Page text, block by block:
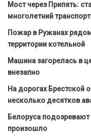
Мост через Припять:
многолетний
Пожар в Ружанах
территории котельной
Машина загорелась в
внезапно
На дорогах Брестской
несколько десятков
Белоруса подозревают
произошло